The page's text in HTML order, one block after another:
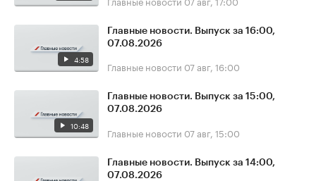
4:58
Главные новости. Выпуск за 16:00,
07.08.2026
Главные новости 07 авг, 16:00
10:48
Главные новости. Выпуск за 15:00,
07.08.2026
Главные новости 07 авг, 15:00
Главные новости. Выпуск за 14:00,
07.08.2026